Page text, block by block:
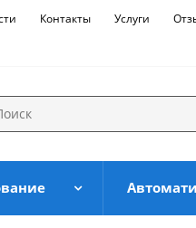
Контакты Услуги